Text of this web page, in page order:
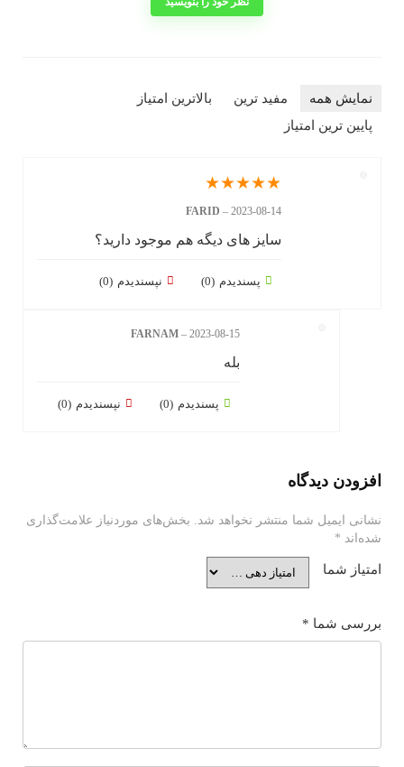
نمایش همه مفید ترین
بالاترین امتیاز
پایین ترین امتیاز
★
★
★
★
★
FARID– 2023-08-14
سایز های دیگه هم موجود دارید؟
پسندیدم (
0
) نپسندیدم (
0
)
FARNAM– 2023-08-15
بله
پسندیدم (
0
) نپسندیدم (
0
)
افزودن دیدگاه
نشانی ایمیل شما منتشر نخواهد شد.
بخش‌های موردنیاز علامت‌گذاری
شده‌اند *
امتیاز شما
بررسی شما *